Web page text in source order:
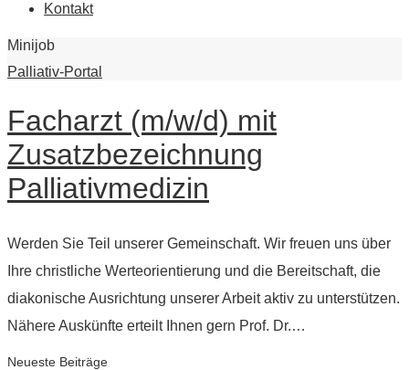
Kontakt
Minijob
Palliativ-Portal
Facharzt (m/w/d) mit
Zusatzbezeichnung
Palliativmedizin
Werden Sie Teil unserer Gemeinschaft. Wir freuen uns über
Ihre christliche Werteorientierung und die Bereitschaft, die
diakonische Ausrichtung unserer Arbeit aktiv zu unterstützen.
Nähere Auskünfte erteilt Ihnen gern Prof. Dr.…
Neueste Beiträge